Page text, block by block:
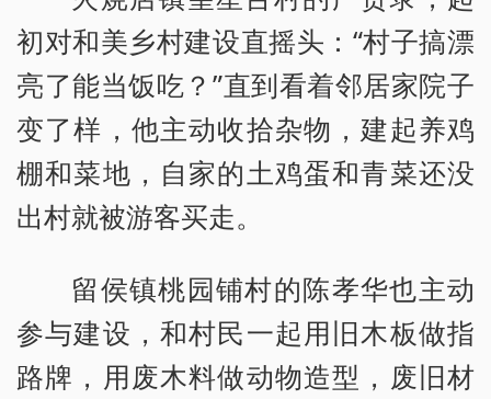
初对和美乡村建设直摇头：“村子搞漂
亮了能当饭吃？”直到看着邻居家院子
变了样，他主动收拾杂物，建起养鸡
棚和菜地，自家的土鸡蛋和青菜还没
出村就被游客买走。
留侯镇桃园铺村的陈孝华也主动
参与建设，和村民一起用旧木板做指
路牌，用废木料做动物造型，废旧材